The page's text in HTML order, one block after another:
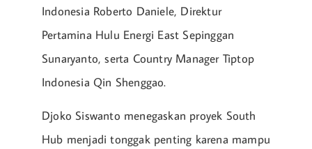
Indonesia Roberto Daniele, Direktur
Pertamina Hulu Energi East Sepinggan
Sunaryanto, serta Country Manager Tiptop
Indonesia Qin Shenggao.
Djoko Siswanto menegaskan proyek South
Hub menjadi tonggak penting karena mampu